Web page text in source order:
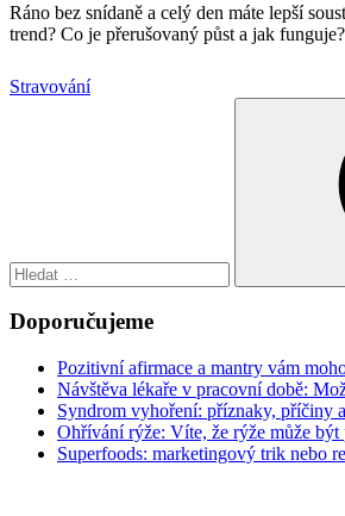
Ráno bez snídaně a celý den máte lepší
trend? Co je přerušovaný půst a jak funguje?
Stravování
Doporučujeme
Pozitivní afirmace a mantry vám
Návštěva lékaře v pracovní době:
Syndrom vyhoření: příznaky, příčiny
Ohřívání rýže: Víte, že rýže může být
Superfoods: marketingový trik nebo